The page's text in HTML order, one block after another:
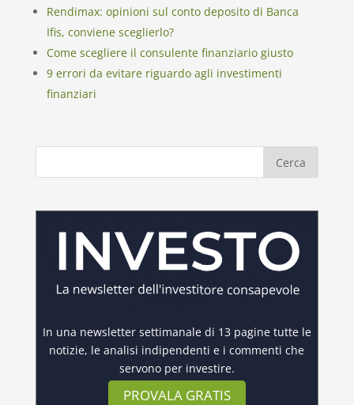
Rendimax: opinioni sul conto deposito di Banca
Ifis, conviene sceglierlo?
Come scegliere il consulente finanziario giusto
9 errori da evitare riguardo agli investimenti
finanziari
In una newsletter settimanale di 13 pagine tutte le
notizie, le analisi indipendenti e i commenti che
servono per investire.
PROVALA GRATIS